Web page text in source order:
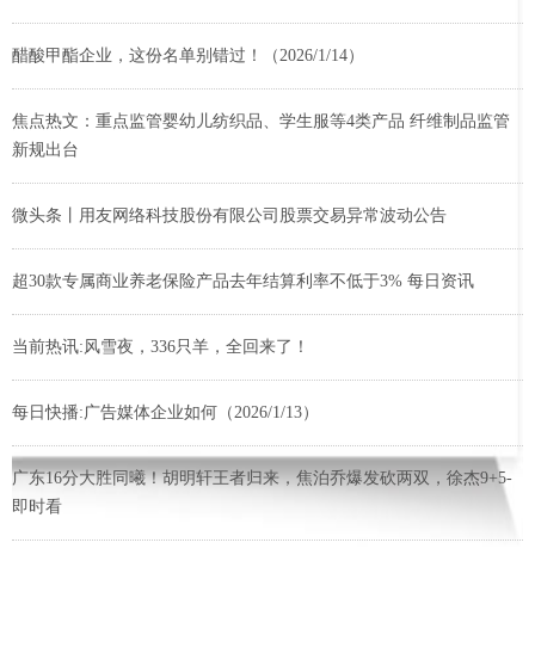
醋酸甲酯企业，这份名单别错过！（2026/1/14）
焦点热文：重点监管婴幼儿纺织品、学生服等4类产品 纤维制品监管
新规出台
微头条丨用友网络科技股份有限公司股票交易异常波动公告
超30款专属商业养老保险产品去年结算利率不低于3% 每日资讯
当前热讯:风雪夜，336只羊，全回来了！
每日快播:广告媒体企业如何（2026/1/13）
广东16分大胜同曦！胡明轩王者归来，焦泊乔爆发砍两双，徐杰9+5-
即时看